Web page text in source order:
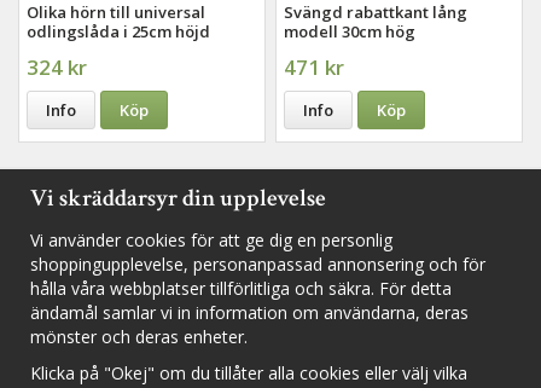
Olika hörn till universal
odlingslåda i 25cm höjd
324 kr
Info Köp
Svängd rabattkant lång
modell 30cm hög
471 kr
Info Köp
Följ oss i sociala medier för nyheter, utlottningar och inspiration
Fyll i din e-postadress för att inte missa några nyheter och
erbjudanden.
Vi skräddarsyr din upplevelse
Vi använder cookies för att ge dig en personlig
shoppingupplevelse, personanpassad annonsering och för
hålla våra webbplatser tillförlitliga och säkra. För detta
ändamål samlar vi in information om användarna, deras
mönster och deras enheter.
Klicka på "Okej" om du tillåter alla cookies eller välj vilka